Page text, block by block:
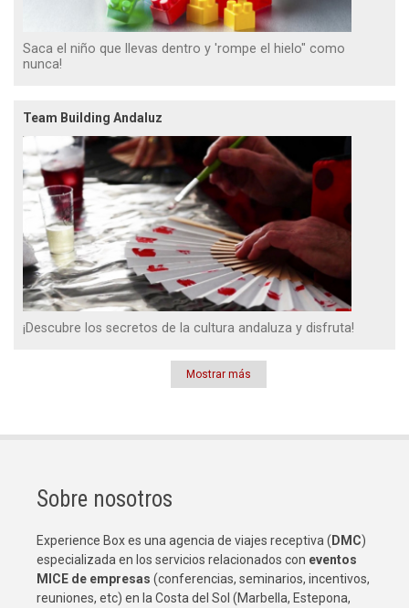
Saca el niño que llevas dentro y 'rompe el hielo" como
nunca!
Team Building Andaluz
¡Descubre los secretos de la cultura andaluza y disfruta!
Mostrar más
Sobre nosotros
Experience Box es una agencia de viajes receptiva ( DMC)
especializada en los servicios relacionados con eventos
MICE de empresas (conferencias, seminarios, incentivos,
reuniones, etc) en la Costa del Sol (Marbella, Estepona,